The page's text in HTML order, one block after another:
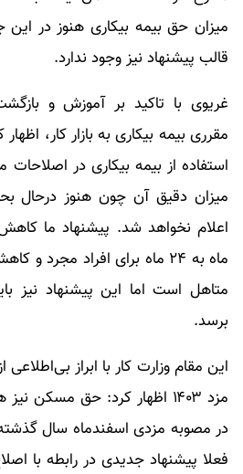
میزان حق بیمه بیکاری هنوز در
قالب پیشنهاد نیز وجود ندارد.
غریوی با تاکید بر آموزش و
مقرری بیمه بیکاری به بازار کار،
استفاده از بیمه بیکاری در
میزان دقیق آن چون هنوز درحال
متاهل است اما این پیشنهاد نیز
برسد.
این مقام وزارت کار با ابراز
مزد ۱۴۰۳ اظهار کرد: حق
در مصوبه مزدی اسفندماه سال
فعلا پیشنهاد جدیدی در رابطه با